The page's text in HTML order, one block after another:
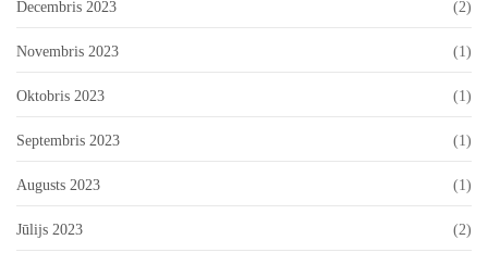
Decembris 2023 (2)
Novembris 2023 (1)
Oktobris 2023 (1)
Septembris 2023 (1)
Augusts 2023 (1)
Jūlijs 2023 (2)